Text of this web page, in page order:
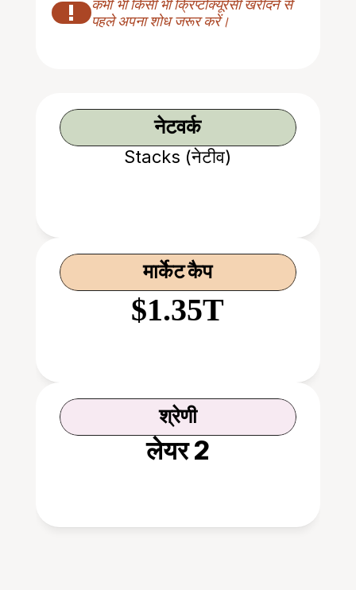
!
कभी भी किसी भी क्रिप्टोक्यूरेंसी खरीदने से
पहले अपना शोध जरूर करें।
नेटवर्क
Stacks (नेटीव)
मार्केट कैप
$1.35T
श्रेणी
लेयर 2